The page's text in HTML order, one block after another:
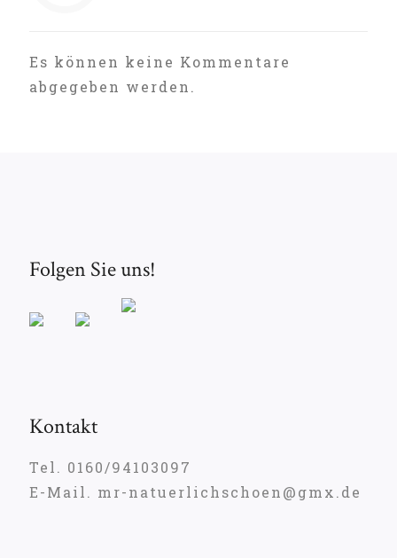
Es können keine Kommentare
abgegeben werden.
Folgen Sie uns!
Kontakt
Tel. 0160/94103097
E-Mail. mr-natuerlichschoen@gmx.de